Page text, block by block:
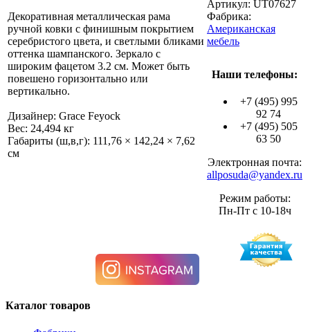
Декоративная металлическая рама
ручной ковки с финишным покрытием
серебристого цвета, и светлыми бликами
оттенка шампанского. Зеркало с
широким фацетом 3.2 см. Может быть
повешено горизонтально или
вертикально.
Дизайнер: Grace Feyock
Вес: 24,494 кг
Габариты (ш,в,г): 111,76 × 142,24 × 7,62
см
Артикул: UT07627
Фабрика:
Американская
мебель
Наши телефоны:
+7 (495) 995
92 74
+7 (495) 505
63 50
Электронная почта:
allposuda@yandex.ru
Режим работы:
Пн-Пт с 10-18ч
Каталог товаров